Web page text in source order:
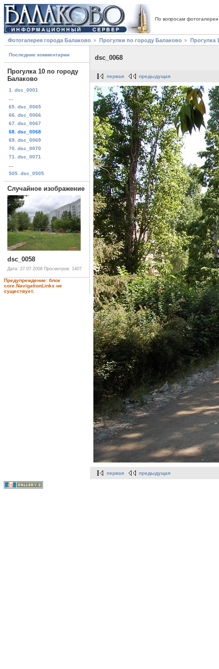
По вопросам
Фотогалерея города Балаково Прогулки по городу Балаково Прогулка
Последние комментарии
Прогулка 10 по городу
Балаково
1. dsc_0001
65. dsc_0065
66. dsc_0066
67. dsc_0067
68. dsc_0068
69. dsc_0069
70. dsc_0070
71. dsc_0071
505. dsc_0505
Случайное изображение
dsc_0058
Дата: 27.07.2008 Просмотров: 1407
Предупреждение: блок
core.NavigationLinks не
существует.
dsc_0068
первая предыдущая
первая предыдущая